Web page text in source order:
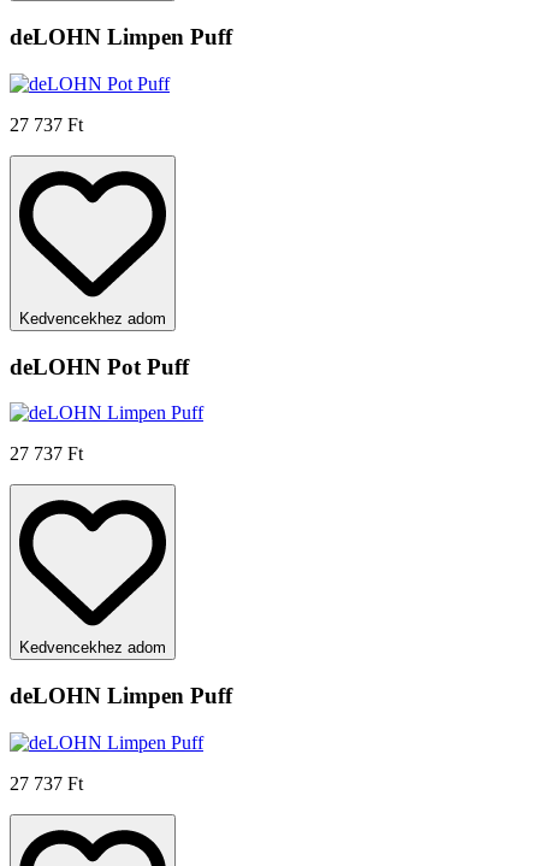
deLOHN Limpen Puff
27 737 Ft
Kedvencekhez adom
deLOHN Pot Puff
27 737 Ft
Kedvencekhez adom
deLOHN Limpen Puff
27 737 Ft